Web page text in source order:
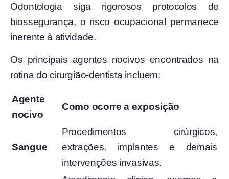
Odontologia siga rigorosos protocolos de
biossegurança, o risco ocupacional permanece
inerente à atividade.
Os principais agentes nocivos encontrados na
rotina do cirurgião-dentista incluem:
Agente
nocivo
Como ocorre a exposição
Sangue
Procedimentos cirúrgicos,
extrações, implantes e demais
intervenções invasivas.